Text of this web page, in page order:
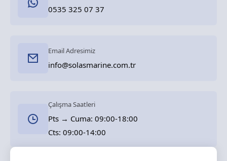
0535 325 07 37
Email Adresimiz
info@solasmarine.com.tr
Çalışma Saatleri
Pts → Cuma: 09:00-18:00
Cts: 09:00-14:00